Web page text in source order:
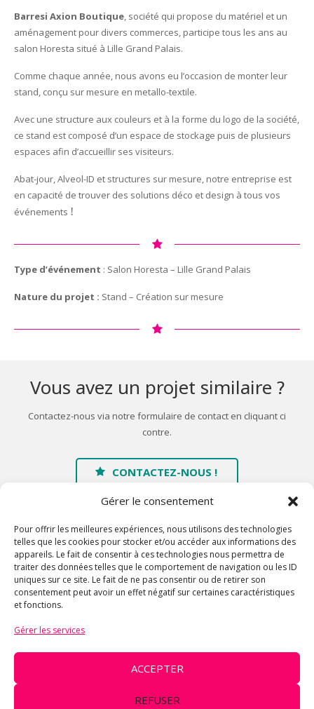
Gérer le consentement
Pour offrir les meilleures expériences, nous utilisons des technologies
telles que les cookies pour stocker et/ou accéder aux informations des
appareils. Le fait de consentir à ces technologies nous permettra de
traiter des données telles que le comportement de navigation ou les ID
uniques sur ce site. Le fait de ne pas consentir ou de retirer son
consentement peut avoir un effet négatif sur certaines caractéristiques
et fonctions.
Gérer les services
ACCEPTER
REFUSER
Barresi Axion Boutique, société qui propose du matériel et un
aménagement pour divers commerces, participe tous les ans au
salon Horesta situé à Lille Grand Palais.
Comme chaque année, nous avons eu l’occasion de monter leur
stand, conçu sur mesure en metallo-textile.
Avec une structure aux couleurs et à la forme du logo de la société,
ce stand est composé d’un espace de stockage puis de plusieurs
espaces afin d’accueillir ses visiteurs.
Abat-jour, Alveol-ID et structures sur mesure, notre entreprise est
en capacité de trouver des solutions déco et design à tous vos
événements !
Type d’événement : Salon Horesta – Lille Grand Palais
Nature du projet : Stand – Création sur mesure
Vous avez un projet similaire ?
Contactez-nous via notre formulaire de contact en cliquant ci
contre.
CONTACTEZ-NOUS !
Accueil
A propos
fibre LYCRA® - Déco événementielle - Lycra design - Location et